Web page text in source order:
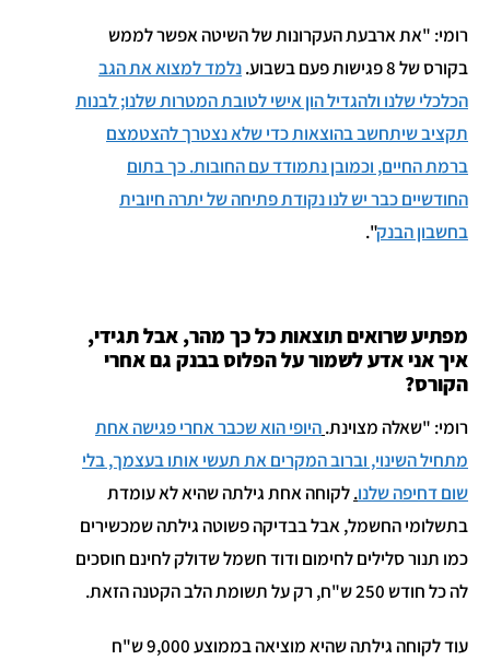
רומי: "את ארבעת העקרונות של השיטה אפשר לממש
בקורס של 8 פגישות פעם בשבוע.
נלמד למצוא את הגב
הכלכלי שלנו ולהגדיל הון אישי לטובת המטרות שלנו; לבנות
תקציב שיתחשב בהוצאות כדי שלא נצטרך להצטמצם
ברמת החיים, וכמובן נתמודד עם החובות. כך בתום
החודשיים כבר יש לנו נקודת פתיחה של יתרה חיובית
בחשבון הבנק".
מפתיע שרואים תוצאות כל כך מהר, אבל תגידי,
איך אני אדע לשמור על הפלוס בבנק גם אחרי
הקורס?
רומי: "שאלה מצוינת.היופי הוא שכבר אחרי פגישה אחת
מתחיל השינוי, וברוב המקרים את תעשי אותו בעצמך, בלי
שום דחיפה שלנו.לקוחה אחת גילתה שהיא לא עומדת
בתשלומי החשמל, אבל בבדיקה פשוטה גילתה שמכשירים
כמו תנור סלילים לחימום ודוד חשמל שדולק לחינם חוסכים
לה כל חודש 250 ש"ח, רק על תשומת הלב הקטנה הזאת.
עוד לקוחה גילתה שהיא מוציאה בממוצע 9,000 ש"ח